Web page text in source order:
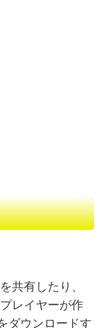
共有したり、
レイヤーが作
ダウンロードす